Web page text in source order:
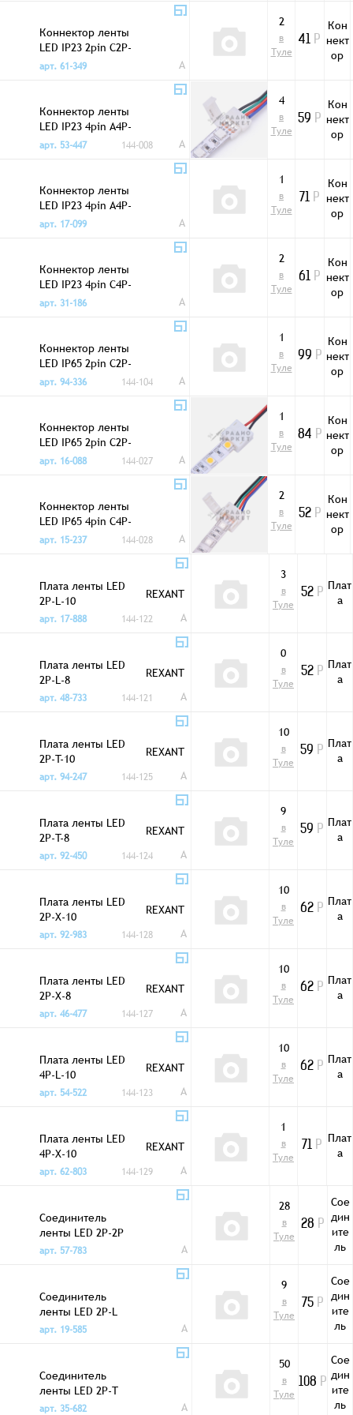
Коннектор ленты
LED IP23 2pin C2P-
8-F 0,15m
арт. 61-349 A
2
в
Туле
41 Р
Кон
нект
ор
Коннектор ленты
LED IP23 4pin A4P-
10 0,15m
арт. 53-447 144-008 A
4
в
Туле
59 Р
Кон
нект
ор
Коннектор ленты
LED IP23 4pin A4P-
12 0,15m
арт. 17-099 A
1
в
Туле
71 Р
Кон
нект
ор
Коннектор ленты
LED IP23 4pin C4P-
12-F 0,15m
арт. 31-186 A
2
в
Туле
61 Р
Кон
нект
ор
Коннектор ленты
LED IP65 2pin C2P-
10 + гн 5,5
арт. 94-336 144-104 A
1
в
Туле
99 Р
Кон
нект
ор
Коннектор ленты
LED IP65 2pin C2P-
10 0,15m
арт. 16-088 144-027 A
1
в
Туле
84 Р
Кон
нект
ор
Коннектор ленты
LED IP65 4pin C4P-
10 0,15m
арт. 15-237 144-028 A
2
в
Туле
52 Р
Кон
нект
ор
Плата ленты LED
2P-L-10
REXANT
арт. 17-888
144-122 A
3
в
Туле
52 Р
Плат
а
Плата ленты LED
2P-L-8
REXANT
арт. 48-733
144-121 A
0
в
Туле
52 Р
Плат
а
Плата ленты LED
2P-T-10
REXANT
арт. 94-247
144-125 A
10
в
Туле
59 Р
Плат
а
Плата ленты LED
2P-T-8
REXANT
арт. 92-450
144-124 A
9
в
Туле
59 Р
Плат
а
Плата ленты LED
2P-X-10
REXANT
арт. 92-983
144-128 A
10
в
Туле
62 Р
Плат
а
Плата ленты LED
2P-X-8
REXANT
арт. 46-477
144-127 A
10
в
Туле
62 Р
Плат
а
Плата ленты LED
4P-L-10
REXANT
арт. 54-522
144-123 A
10
в
Туле
62 Р
Плат
а
Плата ленты LED
4P-X-10
REXANT
арт. 62-803
144-129 A
1
в
Туле
71 Р
Плат
а
Соединитель
ленты LED 2P-2P
арт. 57-783
A
28
в
Туле
28 Р
Сое
дин
ите
ль
Соединитель
ленты LED 2P-L
арт. 19-585
A
9
в
Туле
75 Р
Сое
дин
ите
ль
Соединитель
ленты LED 2P-T
арт. 35-682
A
50
в
Туле
108 Р
Сое
дин
ите
ль